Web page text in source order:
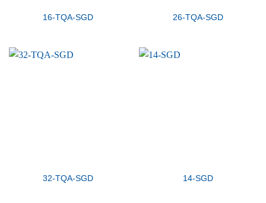
16-TQA-SGD 26-TQA-SGD
32-TQA-SGD 14-SGD